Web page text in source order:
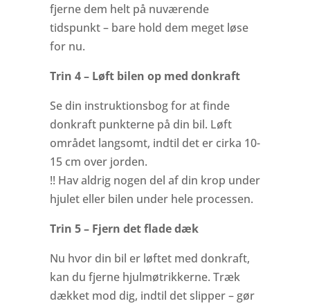
fjerne dem helt på nuværende
tidspunkt – bare hold dem meget løse
for nu.
Trin 4 – Løft bilen op med donkraft
Se din instruktionsbog for at finde
donkraft punkterne på din bil. Løft
området langsomt, indtil det er cirka 10-
15 cm over jorden.
!! Hav aldrig nogen del af din krop under
hjulet eller bilen under hele processen.
Trin 5 – Fjern det flade dæk
Nu hvor din bil er løftet med donkraft,
kan du fjerne hjulmøtrikkerne. Træk
dækket mod dig, indtil det slipper – gør